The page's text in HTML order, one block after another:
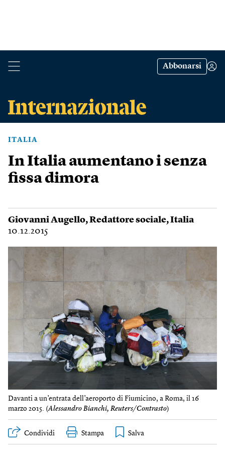
Abbonarsi
ITALIA
In Italia aumentano i senza
fissa dimora
Giovanni Augello,Redattore sociale,Italia
10.12.2015
Davanti a un’entrata dell’aeroporto di Fiumicino, a Roma, il 16
marzo 2015. (Alessandro Bianchi, Reuters/Contrasto)
Condividi Stampa